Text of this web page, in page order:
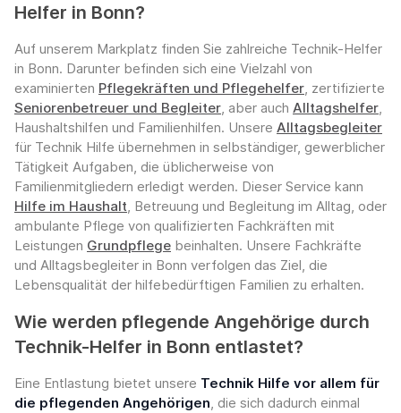
Helfer in Bonn?
Auf unserem Markplatz finden Sie zahlreiche Technik-Helfer
in Bonn. Darunter befinden sich eine Vielzahl von
examinierten Pflegekräften und Pflegehelfer, zertifizierte
Seniorenbetreuer und Begleiter, aber auch Alltagshelfer,
Haushaltshilfen und Familienhilfen. Unsere Alltagsbegleiter
für Technik Hilfe übernehmen in selbständiger, gewerblicher
Tätigkeit Aufgaben, die üblicherweise von
Familienmitgliedern erledigt werden. Dieser Service kann
Hilfe im Haushalt, Betreuung und Begleitung im Alltag, oder
ambulante Pflege von qualifizierten Fachkräften mit
Leistungen Grundpflege beinhalten. Unsere Fachkräfte
und Alltagsbegleiter in Bonn verfolgen das Ziel, die
Lebensqualität der hilfebedürftigen Familien zu erhalten.
Wie werden pflegende Angehörige durch
Technik-Helfer in Bonn entlastet?
Eine Entlastung bietet unsere Technik Hilfe vor allem für
die pflegenden Angehörigen, die sich dadurch einmal